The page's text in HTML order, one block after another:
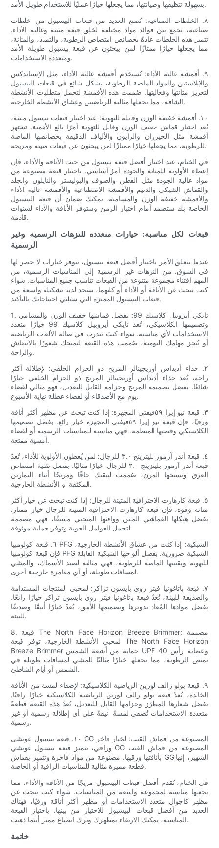
بسهولة تنظيفها وصيانتها، مما يجعلها خيارًا عمليًا للاستخدام طويل الأمد.
٨. الخلطات الصناعية: تُصنع العديد من قبعات البيسبول من خلطات
صناعية، تجمع بين فوائد مواد مختلفة لخلق قبعة متينة وعالية الأداء.
تتميز هذه الخلطات عادةً بخصائص امتصاص الرطوبة، والتمدد، والمتانة،
مما يجعلها خيارًا ممتازًا لمن يبحثون عن قبعة بيسبول طويلة الأمد
ومتعددة الاستخدامات.
٩. أقمشة عالية الأداء: تُستخدم أقمشة عالية الأداء، مثل الإسباندكس
والإيلاستين والمواد الماصة للرطوبة، بشكل شائع في قبعات البيسبول
لتعزيز متانتها وفعاليتها. صُممت هذه الأقمشة لتحمل متطلبات الأنشطة
الشاقة، مما يجعلها مثالية للرياضيين وعشاق الأنشطة الخارجية.
١٠. أقمشة خفيفة الوزن وقابلة للتهوية: عند اختيار قبعات بيسبول متينة،
يُعد اختيار قماش خفيف الوزن وقابل للتهوية أمرًا بالغ الأهمية. تشتهر
أقمشة مثل الخيزران والرايون والألياف الدقيقة بخصائصها الماصة
للرطوبة، مما يجعلها خيارًا ممتازًا لمن يبحثون عن قبعات متينة ومريحة.
في الختام، عند اختيار أفضل قبعة بيسبول من حيث الأناقة والأداء، فإن
إعطاء الأولوية للمتانة والجودة أمرٌ أساسي. باختيار قبعة مصنوعة من
مواد عالية الجودة مثل القطن والصوف والبوليستر والنايلون والجلد
والقماش الشبكي والدنيم والأقمشة الاصطناعية والأقمشة عالية الأداء
والأقمشة خفيفة الوزن والمسامية، يمكنك ضمان أن قبعة البيسبول
الخاصة بك ستصمد أمام اختبار الزمن وستوفر الأناقة والأداء لسنوات
قادمة.
قبعات لكل مناسبة: خيارات متعددة للنزهات الرسمية وغير
الرسمية
عندما يتعلق الأمر باختيار أفضل قبعة بيسبول، تتوفر خيارات لا حصر لها
في السوق. من النزهات غير الرسمية إلى المناسبات الرسمية، من
المهم اقتناء مجموعة متنوعة من القبعات تناسب جميع المناسبات. سواء
كنت تبحث عن الأناقة أو الأداء أو كليهما، ستجد لدينا تشكيلة واسعة من
قبعات البيسبول المميزة التي ستلبي احتياجاتك بالتأكيد.
1. نايكي أيروبيل كلاسيك 99: بفضل قماشها خفيف الوزن والمسامي
وتصميمها الكلاسيكي، تُعد نايكي أيروبيل كلاسيك 99 خيارًا متعدد
الاستخدامات لأي مناسبة. سواء كنتَ تتدرب في صالة الألعاب الرياضية
أو تُنجز مهامك اليومية، صُممت هذه القبعة لتمنحك شعورًا بالانتعاش
والراحة.
٢. حذاء أديداس أوريجينالز المريح ذو الحزام الخلفي: لإطلالة أكثر
راحة، يُعد حذاء أديداس أوريجينالز المريح ذو الحزام الخلفي خيارًا
شائعًا. بفضل تصميمه المريح وحزامه القابل للتعديل، فهو مثالي لقضاء
يوم مع الأصدقاء أو لقضاء عطلة نهاية الأسبوع.
٣. قبعة نيو إيرا ٥٩فيفتي المجهزة: إذا كنت تبحث عن مظهر أكثر أناقة
ورقيًا، فإن قبعة نيو إيرا ٥٩فيفتي المجهزة خيار رائع. بفضل تصميمها
الكلاسيكي وقصتها المنظمة، فهي مناسبة للمناسبات الرسمية أو لقضاء
أمسية ممتعة.
٤. قبعة أندر آرمور بليتزينج ٣.٠ للرجال: لمن يُعطون الأولوية للأداء، تُعدّ
قبعة أندر آرمور بليتزينج ٣.٠ للرجال خيارًا مثاليًا. بفضل تقنية امتصاص
العرق ونسيجها المرن، صُممت لتبقيك جافًا ومريحًا أثناء التمارين
المكثفة أو الأنشطة الخارجية.
٥. قبعة كارهارت الاحترافية المتينة للرجال: إذا كنت تبحث عن خيار أكثر
متانة وقوة، فإن قبعة كارهارت الاحترافية المتينة للرجال خيار ممتاز.
بفضل هيكلها القماشي المتين وواقيها المنحني مسبقًا، فهي مصممة
لتحمل العوامل الجوية وتوفر حماية موثوقة.
٦. قبعة كولومبيا PFG الشبكية: إذا كنت من عشاق الأنشطة الخارجية،
فإن قبعة كولومبيا PFG الشبكية ضرورية. بفضل ألواحها الشبكية القابلة
للتهوية وتقنيتها الماصة للرطوبة، فهي مثالية لصيد الأسماك، والمشي
لمسافات طويلة، أو أي مغامرة خارجية أخرى.
٧. قبعة باتاغونيا فيتز روي بايسون تراكر: لمحبي المنتجات المستدامة
والصديقة للبيئة، تُعدّ قبعة باتاغونيا فيتز روي بايسون تراكر خيارًا رائعًا.
بفضل موادها المُعاد تدويرها وتصميمها الأنيق، تُعدّ خيارًا أنيقًا وصديقًا
للبيئة.
8. قبعة The North Face Horizon Breeze Brimmer: مصممة
لمحبي الأنشطة الخارجية، توفر قبعة The North Face Horizon
Breeze Brimmer حماية من أشعة الشمس UPF 40 وعصابة رأس
تمتص الرطوبة، مما يجعلها خيارًا مثاليًا للمشي لمسافات طويلة في
الشمس أو أيام الشاطئ.
٩. قبعة بولو رالف لورين الرياضية الكلاسيكية: لإضفاء لمسة من الأناقة
الخالدة، تُعدّ قبعة بولو رالف لورين الرياضية الكلاسيكية خيارًا راقيًا.
بفضل شعارها المطرّز وحزامها القابل للتعديل، تُعدّ هذه القبعة قطعةً
متعددة الاستخدامات تُضفي لمسةً أنيقةً على أي إطلالة رسمية أو غير
رسمية.
١٠. قبعة بيسبول غوتشي GG المصنوعة من قماش القنب: لخيار فاخر
وراقي، تتميز قبعة بيسبول غوتشي GG المصنوعة من قماش القنب
بأناقتها ورقيها. مصنوعة من مواد فاخرة وتتميز بقماش GG الشهير، إنها
قطعة مميزة مثالية للمناسبات الراقية أو الخاصة.
في الختام، تُقدم أفضل قبعات البيسبول مزيجًا من الأناقة والأداء، مما
يجعلها مناسبة لمجموعة واسعة من المناسبات. سواء كنت تبحث عن
مظهر كاجوال متعدد الاستخدامات أو مظهر أكثر أناقة ورقيًا، فهناك
العديد من أفضل قبعات البيسبول للاختيار من بينها. باختيار القبعة
المناسبة، يمكنك الارتقاء بمظهرك وترك انطباع مميز أينما ذهبت.
خاتمة